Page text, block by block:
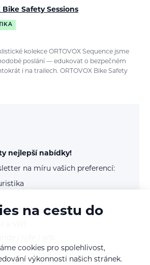
Bike Safety Sessions
kolekce ORTOVOX Sequence jsme
poslání — edukovat o bezpečném
i na trailech. ORTOVOX Bike Safety
nejlepší nabídky!
na míru vašich preferencí:
silnice)
a VHT
na cestu do
cookies pro spolehlivost,
výkonnosti našich stránek.